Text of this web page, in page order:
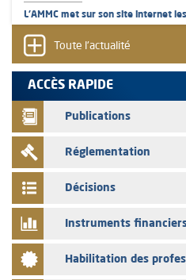
L’AMMC met sur son site internet
03/08/2026
Saham Bank – Mise à jour annuelle
programme d'émission de
03/08/2026
L’AMMC met sur son site internet
émetteurs en date du 3 août 2026
Liste des agréments et visas
03/08/2026
L' AMMC publie les indicateurs
le mois de Juin 2026
Toute l'actualité
ACCÈS RAPIDE
Publications
Réglementation
Décisions
Instruments
Habilitation des